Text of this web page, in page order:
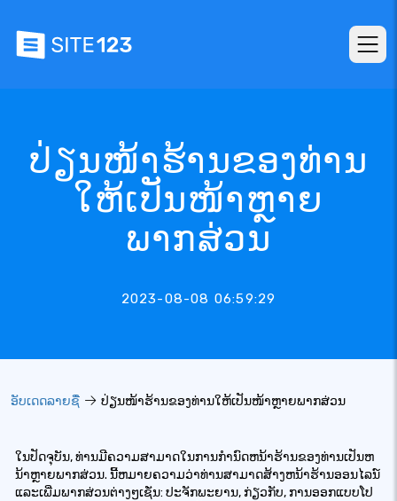
ປ່ຽນໜ້າຮ້ານຂອງທ່ານ
ໃຫ້ເປັນໜ້າຫຼາຍ
ພາກສ່ວນ
2023-08-08 06:59:29
ອັບເດດລາຍຊື່ ປ່ຽນໜ້າຮ້ານຂອງທ່ານໃຫ້ເປັນໜ້າຫຼາຍພາກສ່ວນ
ໃນປັດຈຸບັນ, ທ່ານມີຄວາມສາມາດໃນການກໍານົດຫນ້າຮ້ານຂອງທ່ານເປັນຫ
ນ້າຫຼາຍພາກສ່ວນ. ນີ້ຫມາຍຄວາມວ່າທ່ານສາມາດສ້າງຫນ້າຮ້ານອອນໄລນ໌
ແລະເພີ່ມພາກສ່ວນຕ່າງໆເຊັ່ນ: ປະຈັກພະຍານ, ກ່ຽວກັບ, ການອອກແບບໂປ